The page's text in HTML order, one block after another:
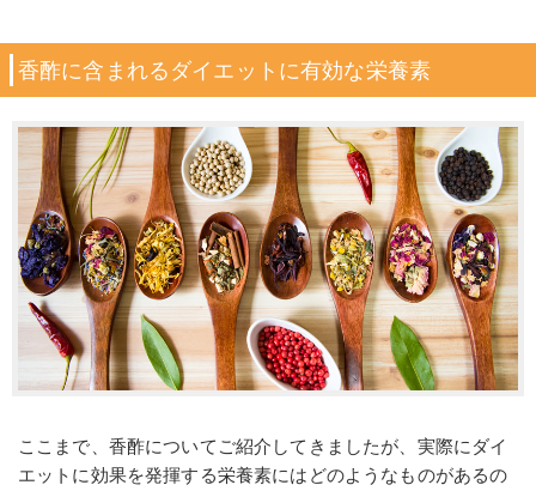
香酢に含まれるダイエットに有効な栄養素
ここまで、香酢についてご紹介してきましたが、実際にダイ
エットに効果を発揮する栄養素にはどのようなものがあるの